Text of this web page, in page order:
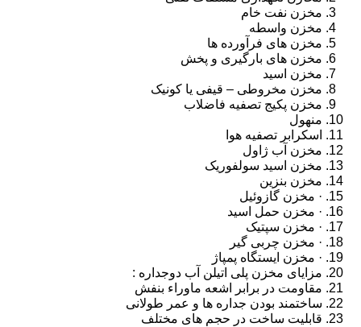
مخزن نفت خام
مخزن واسطه
مخزن های فرآورده ها
مخزن های بارگیری و پخش
مخزن اسید
مخزن مخروطی – قیفی یا کونیک
مخزن پکیج تصفیه فاضلاب
منهول
اسکرابر تصفیه هوا
مخزن آب ژاول
مخزن اسید سولفوریک
مخزن بنزین
· مخزن گازوئیل
· مخزن حمل اسید
· مخزن سپتیک
· مخزن چربی گیر
· مخزن ایستگاه پمپاژ
مزایای مخزن پلی اتیلن آب دوجداره :
مقاومت در برابر اشعه ماوراء بنفش
ساختمند بودن جداره ها و عمر طولانی
قابلیت ساخت در حجم های مختلف